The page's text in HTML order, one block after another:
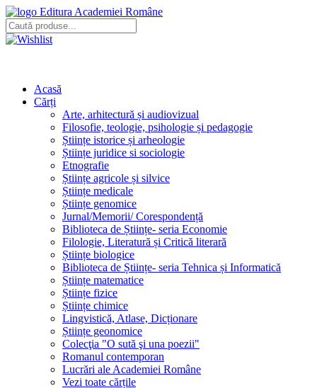
Editura Academiei Române
Acasă
Cărți
Arte, arhitectură și audiovizual
Filosofie, teologie, psihologie și pedagogie
Științe istorice și arheologie
Științe juridice si sociologie
Etnografie
Științe agricole și silvice
Științe medicale
Științe genomice
Jurnal/Memorii/ Corespondență
Biblioteca de Științe- seria Economie
Filologie, Literatură și Critică literară
Științe biologice
Biblioteca de Științe- seria Tehnica și Informatică
Științe matematice
Științe fizice
Științe chimice
Lingvistică, Atlase, Dicționare
Științe geonomice
Colecţia "O sută şi una poezii"
Romanul contemporan
Lucrări ale Academiei Române
Vezi toate cărțile